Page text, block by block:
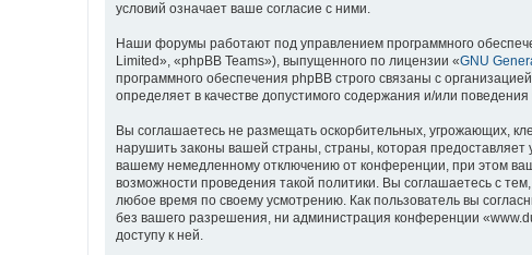
условий означает ваше согласие с ними.
Наши форумы работают под управлением программного
Limited», «phpBB Teams»), выпущенного по лицензии «GNU
программного обеспечения phpBB строго связаны с
определяет в качестве допустимого содержания и/или
Вы соглашаетесь не размещать оскорбительных, угрожающих,
нарушить законы вашей страны, страны, которая
вашему немедленному отключению от конференции, при этом
возможности проведения такой политики. Вы соглашаетесь с
любое время по своему усмотрению. Как пользователь вы
без вашего разрешения, ни администрация конференции
доступу к ней.